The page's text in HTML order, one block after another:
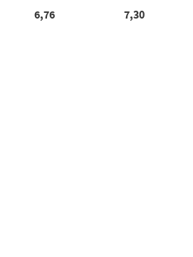
6,76 7,30